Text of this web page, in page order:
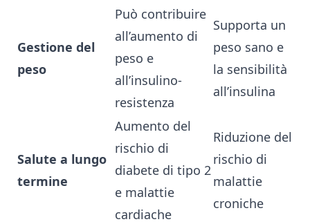
Gestione del
peso
Può contribuire
all’aumento di
peso e
all’insulino-
resistenza
Supporta un
peso sano e
la sensibilità
all’insulina
Salute a lungo
termine
Aumento del
rischio di
diabete di tipo 2
e malattie
cardiache
Riduzione del
rischio di
malattie
croniche